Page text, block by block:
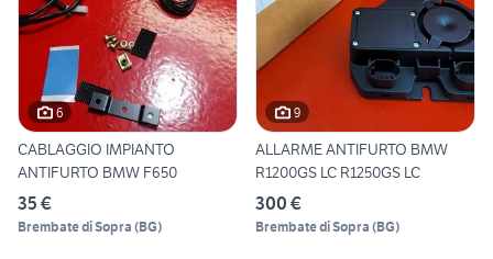
6
CABLAGGIO IMPIANTO
ANTIFURTO BMW F650
35 €
Brembate di Sopra (BG)
9
ALLARME ANTIFURTO BMW
R1200GS LC R1250GS LC
300 €
Brembate di Sopra (BG)